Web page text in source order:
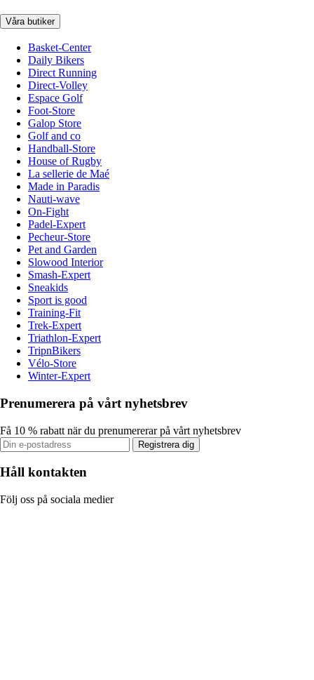
Våra butiker
Basket-Center
Daily Bikers
Direct Running
Direct-Volley
Espace Golf
Foot-Store
Galop Store
Golf and co
Handball-Store
House of Rugby
La sellerie de Maé
Made in Paradis
Nauti-wave
On-Fight
Padel-Expert
Pecheur-Store
Pet and Garden
Slowood Interior
Smash-Expert
Sneakids
Sport is good
Training-Fit
Trek-Expert
Triathlon-Expert
TripnBikers
Vélo-Store
Winter-Expert
Prenumerera på vårt nyhetsbrev
Få 10 % rabatt när du prenumererar på vårt nyhetsbrev
Registrera dig
Håll kontakten
Följ oss på sociala medier